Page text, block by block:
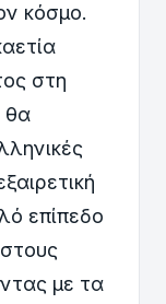
κόσμο.
στη
θα
επίπεδο
με τα